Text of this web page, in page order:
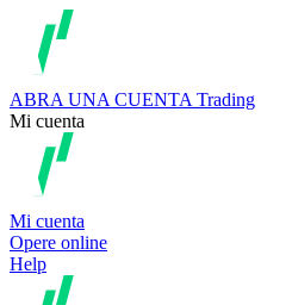
ABRA UNA CUENTA Trading
Mi cuenta
Mi cuenta
Opere online
Help